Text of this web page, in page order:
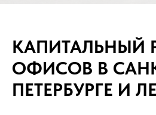
КАПИТАЛЬНЫЙ
ОФИСОВ В
ПЕТЕРБУРГЕ И